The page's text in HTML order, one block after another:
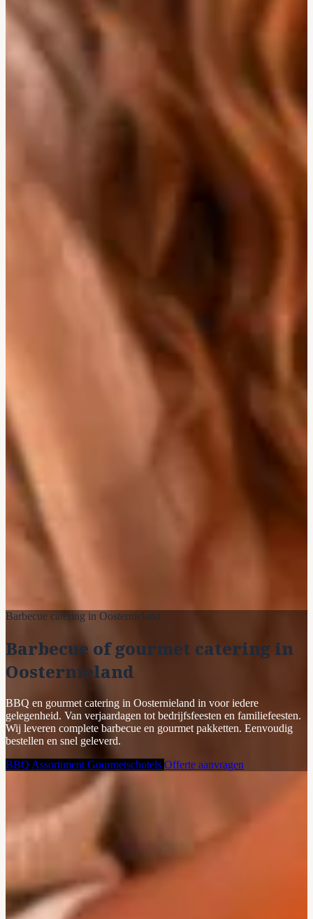
Barbecue catering in Oosternieland
Barbecue of gourmet catering in
Oosternieland
BBQ en gourmet catering in Oosternieland in voor iedere
gelegenheid. Van verjaardagen tot bedrijfsfeesten en familiefeesten.
Wij leveren complete barbecue en gourmet pakketten. Eenvoudig
bestellen en snel geleverd.
BBQ Assortiment Gourmetschotels Offerte aanvragen